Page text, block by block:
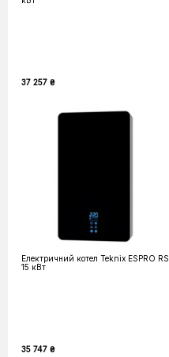
37 257 ₴
Електричний котел Teknix ESPRO RS
15 кВт
35 747 ₴